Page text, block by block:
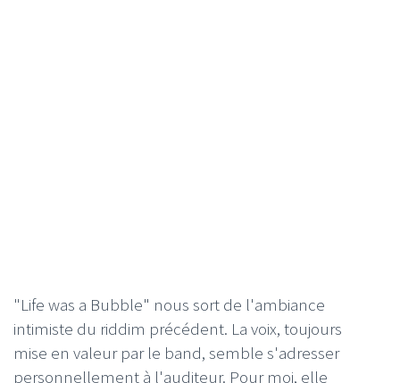
"Life was a Bubble" nous sort de l'ambiance
intimiste du riddim précédent. La voix, toujours
mise en valeur par le band, semble s'adresser
personnellement à l'auditeur. Pour moi, elle